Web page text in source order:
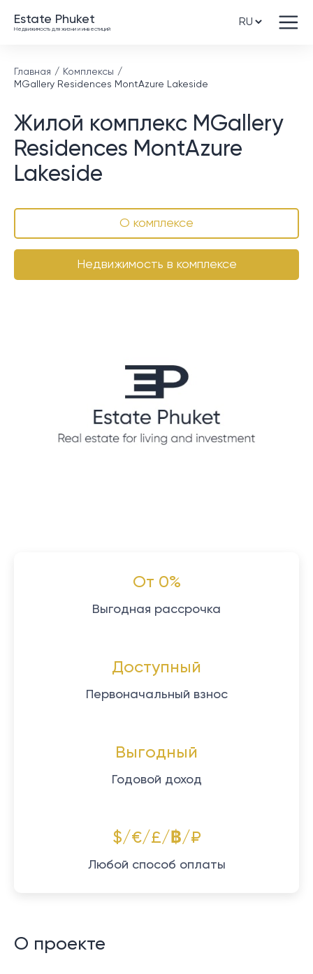
Estate Phuket
Недвижимость для жизни и инвестиций
Главная
Комплексы
MGallery Residences MontAzure Lakeside
Жилой комплекс MGallery
Residences MontAzure
Lakeside
О комплексе
Недвижимость в комплексе
От 0%
Выгодная рассрочка
Доступный
Первоначальный взнос
Выгодный
Годовой доход
$/€/£/฿/₽
Любой способ оплаты
О проекте